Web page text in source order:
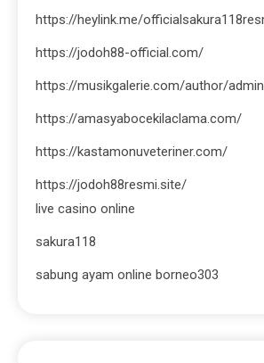
https://heylink.me/
https://jodoh88-official.com/
https://musikgalerie.com/author/
https://amasyabocekilaclama.com/
https://kastamonuveteriner.com/
https://jodoh88resmi.site/
live casino online
sakura118
sabung ayam online borneo303